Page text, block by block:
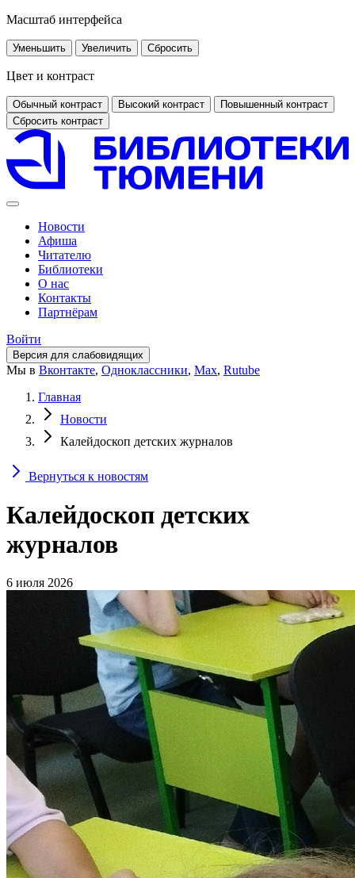
Масштаб интерфейса
Уменьшить Увеличить Сбросить
Цвет и контраст
Обычный контраст Высокий контраст
Повышенный контраст
Сбросить контраст
Новости
Афиша
Читателю
Библиотеки
О нас
Контакты
Партнёрам
Войти
Версия для слабовидящих
Мы в Вконтакте, Одноклассники, Max, Rutube
Главная
Новости
Калейдоскоп детских журналов
Вернуться к новостям
Калейдоскоп детских
журналов
6 июля 2026